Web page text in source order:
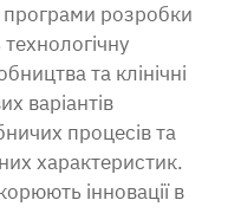
програми розробки
та клінічні
варіантів
процесів та
характеристик.
інновації в